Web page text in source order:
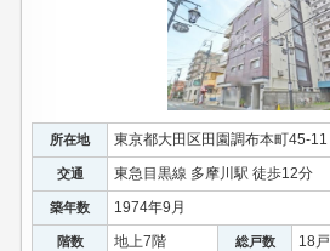
所在地 東京都大田区田園調布本町45-11
交通 東急目黒線 多摩川駅 徒歩12分
築年数 1974年9月
階数 地上7階 総戸数 18戸